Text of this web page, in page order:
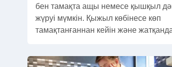
бен тамақта ащы немесе қышқыл
жүруі мүмкін. Қыжыл көбінесе көп
тамақтанғаннан кейін және